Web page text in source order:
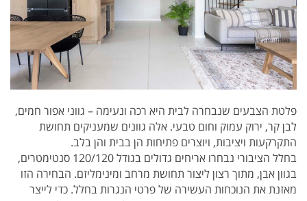
פלטת הצבעים שנבחרה לבית היא רכה ונעימה – גווני אפור חמים,
לבן קר, ירוק עמוק וחום טבעי. אלה גוונים שמעניקים תחושת
התקרקעות ויציבות, ויוצרים פתיחות הן בבית והן בלב.
בחלל הציבורי נבחרו אריחים גדולים בגודל 120/120 סנטימטרים,
בגוון אבן, מתוך רצון ליצור תחושת מרחב ומינימליזם. הבחירה הזו
מאזנת את הנוכחות העשירה של פרטי הנגרות בחלל. כדי לייצר